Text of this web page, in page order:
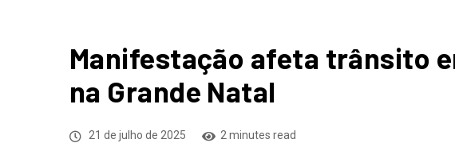
Manifestação afeta trânsito
na Grande Natal
21 de julho de 2025 2 minutes read